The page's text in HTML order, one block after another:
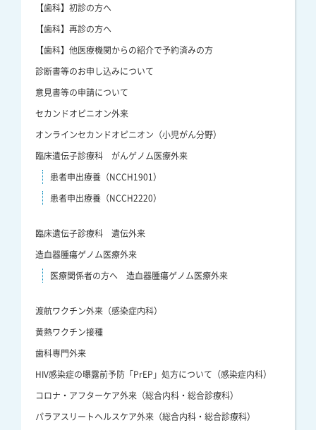
【歯科】初診の方へ
【歯科】再診の方へ
【歯科】他医療機関からの紹介で予約済みの方
診断書等のお申し込みについて
意見書等の申請について
セカンドオピニオン外来
オンラインセカンドオピニオン（小児がん分野）
臨床遺伝子診療科 がんゲノム医療外来
患者申出療養（NCCH1901）
患者申出療養（NCCH2220）
臨床遺伝子診療科 遺伝外来
造血器腫瘍ゲノム医療外来
医療関係者の方へ 造血器腫瘍ゲノム医療外来
渡航ワクチン外来（感染症内科）
黄熱ワクチン接種
歯科専門外来
HIV感染症の曝露前予防「PrEP」処方について（感染症内科）
コロナ・アフターケア外来（総合内科・総合診療科）
パラアスリートヘルスケア外来（総合内科・総合診療科）